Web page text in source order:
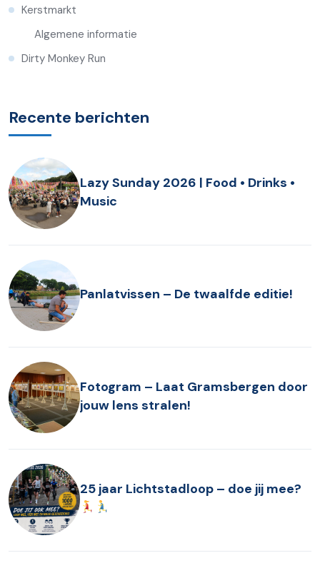
Kerstmarkt
Algemene informatie
Dirty Monkey Run
Recente berichten
Lazy Sunday 2026 | Food • Drinks •
Music
Panlatvissen – De twaalfde editie!
Fotogram – Laat Gramsbergen door
jouw lens stralen!
25 jaar Lichtstadloop – doe jij mee?